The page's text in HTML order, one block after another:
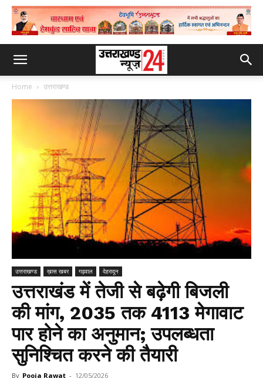
Home उत्तराखण्ड
उत्तराखण्ड ख़ास खबर गढ़वाल देहरादून
उत्तराखंड में तेजी से बढ़ेगी बिजली
की मांग, 2035 तक 4113 मेगावाट
पार होने का अनुमान; उपलब्धता
सुनिश्चित करने की तैयारी
By Pooja Rawat - 12/05/2026